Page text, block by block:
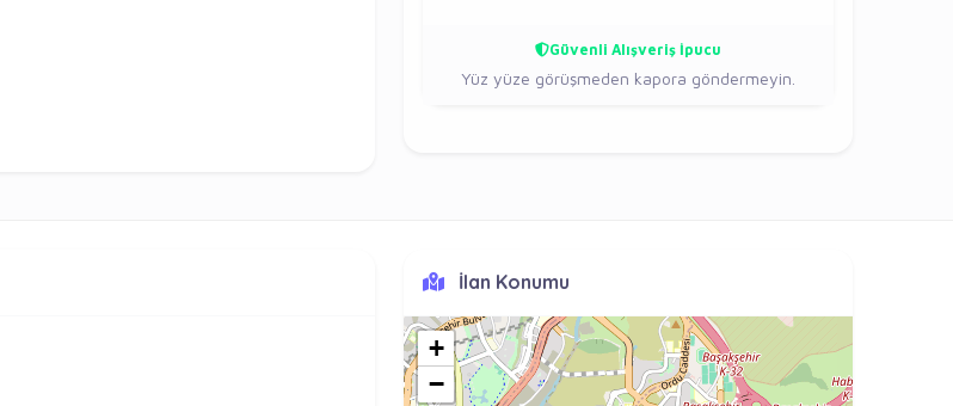
Güvenli Alışveriş İpucu
Yüz yüze görüşmeden kapora göndermeyin.
İlan Konumu
+
−